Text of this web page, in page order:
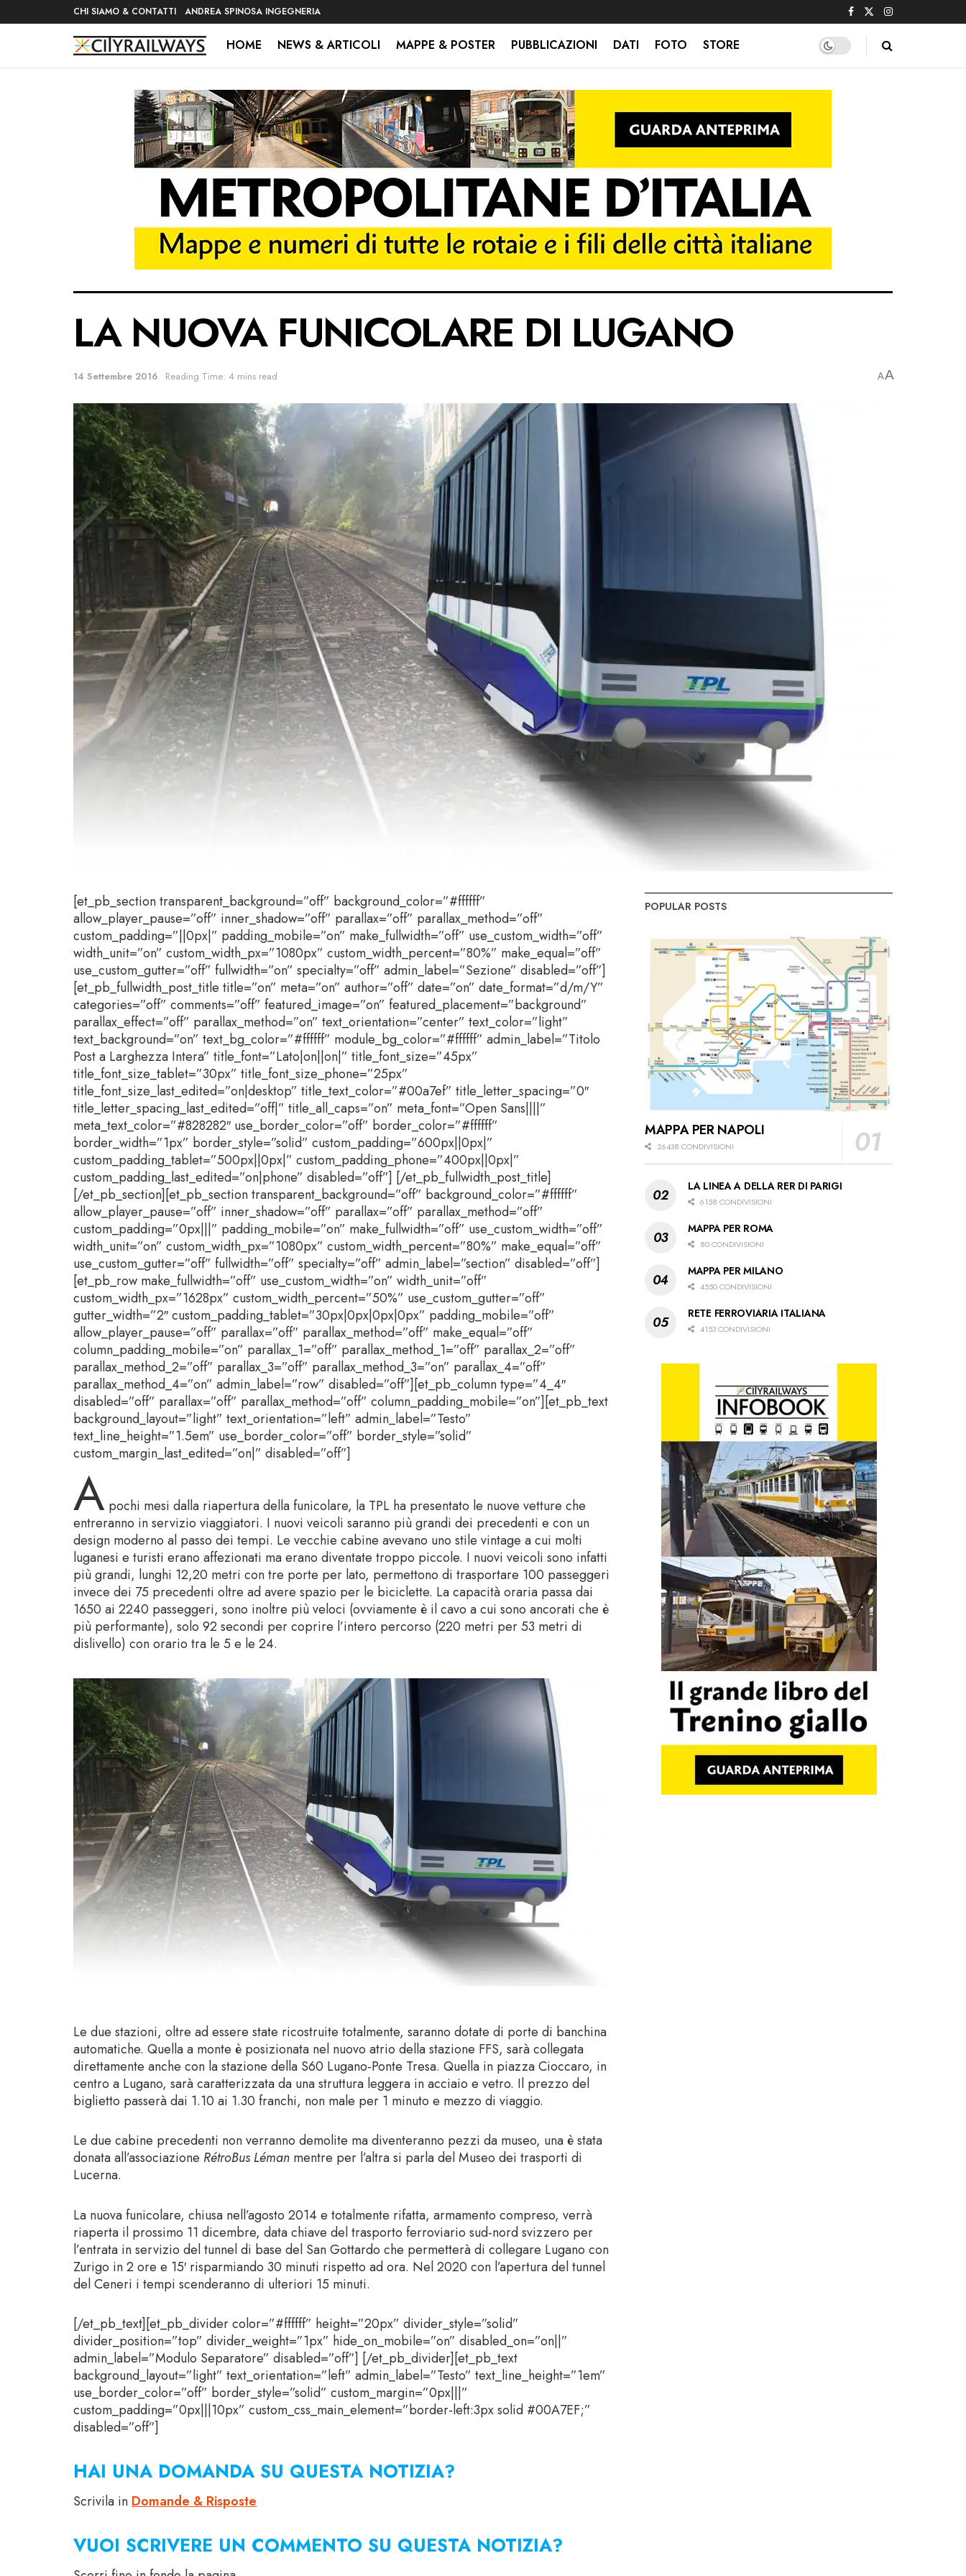
CHI SIAMO & CONTATTI ANDREA SPINOSA INGEGNERIA
HOME NEWS & ARTICOLI MAPPE & POSTER PUBBLICAZIONI DATI FOTO STORE
LA NUOVA FUNICOLARE DI LUGANO
14 Settembre 2016 Reading Time: 4 mins read AA
[et_pb_section transparent_background=”off” background_color=”#ffffff”
allow_player_pause=”off” inner_shadow=”off” parallax=”off” parallax_method=”off”
custom_padding=”||0px|” padding_mobile=”on” make_fullwidth=”off” use_custom_width=”off”
width_unit=”on” custom_width_px=”1080px” custom_width_percent=”80%” make_equal=”off”
use_custom_gutter=”off” fullwidth=”on” specialty=”off” admin_label=”Sezione” disabled=”off”]
[et_pb_fullwidth_post_title title=”on” meta=”on” author=”off” date=”on” date_format=”d/m/Y”
categories=”off” comments=”off” featured_image=”on” featured_placement=”background”
parallax_effect=”off” parallax_method=”on” text_orientation=”center” text_color=”light”
text_background=”on” text_bg_color=”#ffffff” module_bg_color=”#ffffff” admin_label=”Titolo
Post a Larghezza Intera” title_font=”Lato|on||on|” title_font_size=”45px”
title_font_size_tablet=”30px” title_font_size_phone=”25px”
title_font_size_last_edited=”on|desktop” title_text_color=”#00a7ef” title_letter_spacing=”0″
title_letter_spacing_last_edited=”off|” title_all_caps=”on” meta_font=”Open Sans||||”
meta_text_color=”#828282″ use_border_color=”off” border_color=”#ffffff”
border_width=”1px” border_style=”solid” custom_padding=”600px||0px|”
custom_padding_tablet=”500px||0px|” custom_padding_phone=”400px||0px|”
custom_padding_last_edited=”on|phone” disabled=”off”] [/et_pb_fullwidth_post_title]
[/et_pb_section][et_pb_section transparent_background=”off” background_color=”#ffffff”
allow_player_pause=”off” inner_shadow=”off” parallax=”off” parallax_method=”off”
custom_padding=”0px|||” padding_mobile=”on” make_fullwidth=”off” use_custom_width=”off”
width_unit=”on” custom_width_px=”1080px” custom_width_percent=”80%” make_equal=”off”
use_custom_gutter=”off” fullwidth=”off” specialty=”off” admin_label=”section” disabled=”off”]
[et_pb_row make_fullwidth=”off” use_custom_width=”on” width_unit=”off”
custom_width_px=”1628px” custom_width_percent=”50%” use_custom_gutter=”off”
gutter_width=”2″ custom_padding_tablet=”30px|0px|0px|0px” padding_mobile=”off”
allow_player_pause=”off” parallax=”off” parallax_method=”off” make_equal=”off”
column_padding_mobile=”on” parallax_1=”off” parallax_method_1=”off” parallax_2=”off”
parallax_method_2=”off” parallax_3=”off” parallax_method_3=”on” parallax_4=”off”
parallax_method_4=”on” admin_label=”row” disabled=”off”][et_pb_column type=”4_4″
disabled=”off” parallax=”off” parallax_method=”off” column_padding_mobile=”on”][et_pb_text
background_layout=”light” text_orientation=”left” admin_label=”Testo”
text_line_height=”1.5em” use_border_color=”off” border_style=”solid”
custom_margin_last_edited=”on|” disabled=”off”]
A pochi mesi dalla riapertura della funicolare, la TPL ha presentato le nuove vetture che
entreranno in servizio viaggiatori. I nuovi veicoli saranno più grandi dei precedenti e con un
design moderno al passo dei tempi. Le vecchie cabine avevano uno stile vintage a cui molti
luganesi e turisti erano affezionati ma erano diventate troppo piccole. I nuovi veicoli sono infatti
più grandi, lunghi 12,20 metri con tre porte per lato, permettono di trasportare 100 passeggeri
invece dei 75 precedenti oltre ad avere spazio per le biciclette. La capacità oraria passa dai
1650 ai 2240 passeggeri, sono inoltre più veloci (ovviamente è il cavo a cui sono ancorati che è
più performante), solo 92 secondi per coprire l’intero percorso (220 metri per 53 metri di
dislivello) con orario tra le 5 e le 24.
Le due stazioni, oltre ad essere state ricostruite totalmente, saranno dotate di porte di banchina
automatiche. Quella a monte è posizionata nel nuovo atrio della stazione FFS, sarà collegata
direttamente anche con la stazione della S60 Lugano-Ponte Tresa. Quella in piazza Cioccaro, in
centro a Lugano, sarà caratterizzata da una struttura leggera in acciaio e vetro. Il prezzo del
biglietto passerà dai 1.10 ai 1.30 franchi, non male per 1 minuto e mezzo di viaggio.
Le due cabine precedenti non verranno demolite ma diventeranno pezzi da museo, una è stata
donata all’associazione RétroBus Léman mentre per l’altra si parla del Museo dei trasporti di
Lucerna.
La nuova funicolare, chiusa nell’agosto 2014 e totalmente rifatta, armamento compreso, verrà
riaperta il prossimo 11 dicembre, data chiave del trasporto ferroviario sud-nord svizzero per
l’entrata in servizio del tunnel di base del San Gottardo che permetterà di collegare Lugano con
Zurigo in 2 ore e 15′ risparmiando 30 minuti rispetto ad ora. Nel 2020 con l’apertura del tunnel
del Ceneri i tempi scenderanno di ulteriori 15 minuti.
[/et_pb_text][et_pb_divider color=”#ffffff” height=”20px” divider_style=”solid”
divider_position=”top” divider_weight=”1px” hide_on_mobile=”on” disabled_on=”on||”
admin_label=”Modulo Separatore” disabled=”off”] [/et_pb_divider][et_pb_text
background_layout=”light” text_orientation=”left” admin_label=”Testo” text_line_height=”1em”
use_border_color=”off” border_style=”solid” custom_margin=”0px|||”
custom_padding=”0px|||10px” custom_css_main_element=”border-left:3px solid #00A7EF;”
disabled=”off”]
HAI UNA DOMANDA SU QUESTA NOTIZIA?
Scrivila inDomande & Risposte
VUOI SCRIVERE UN COMMENTO SU QUESTA NOTIZIA?
POPULAR POSTS
MAPPA PER NAPOLI
26438 CONDIVISIONI
LA LINEA A DELLA RER DI PARIGI
6158 CONDIVISIONI
MAPPA PER ROMA
80 CONDIVISIONI
MAPPA PER MILANO
4550 CONDIVISIONI
RETE FERROVIARIA ITALIANA
4153 CONDIVISIONI